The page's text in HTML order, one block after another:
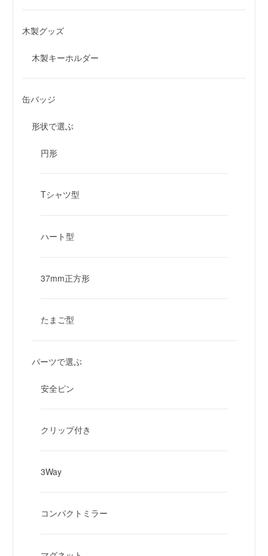
木製グッズ
木製キーホルダー
缶バッジ
形状で選ぶ
円形
Tシャツ型
ハート型
37mm正方形
たまご型
パーツで選ぶ
安全ピン
クリップ付き
3Way
コンパクトミラー